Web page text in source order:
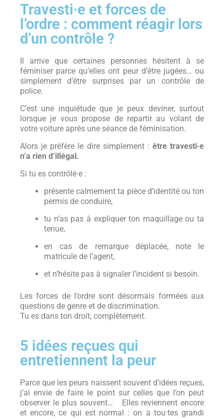
Travesti·e et forces de
l’ordre : comment réagir lors
d’un contrôle ?
Il arrive que certaines personnes hésitent à se
féminiser parce qu’elles ont peur d’être jugées… ou
simplement d’être surprises par un contrôle de
police.
C’est une inquiétude que je peux deviner, surtout
lorsque je vous propose de repartir au volant de
votre voiture après une séance de féminisation.
Alors je préfère le dire simplement : être travesti·e
n’a rien d’illégal.
Si tu es contrôlé·e :
présente calmement ta pièce d’identité ou ton
permis de conduire,
tu n’as pas à expliquer ton maquillage ou ta
tenue,
en cas de remarque déplacée, note le
matricule de l’agent,
et n’hésite pas à signaler l’incident si besoin.
Les forces de l’ordre sont désormais formées aux
questions de genre et de discrimination.
Tu es dans ton droit, complètement.
5 idées reçues qui
entretiennent la peur
Parce que les peurs naissent souvent d’idées reçues,
j’ai envie de faire le point sur celles que l’on peut
observer le plus souvent… Elles reviennent encore
et encore, ce qui est normal : on a tou·tes grandi